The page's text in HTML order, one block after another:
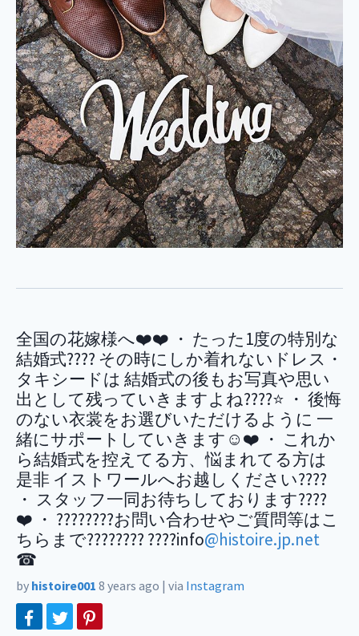
全国の花嫁様へ❤️❤️ ・ たった1度の特別な
結婚式???? その時にしか着れないドレス・
タキシードは 結婚式の後もお写真や思い
出として残っていきますよね????⭐️ ・ 後悔
のない衣裳をお選びいただけるように 一
緒にサポートしていきます☺️❤️ ・ これか
ら結婚式を控えてる方、悩まれてる方は
是非 イストワールへお越しください????
・ スタッフ一同お待ちしております????
❤️ ・ ????????お問い合わせやご質問等はこ
ちらまで???????? ????info@histoire.jp.net
☎
by histoire001 8 years ago | via Instagram